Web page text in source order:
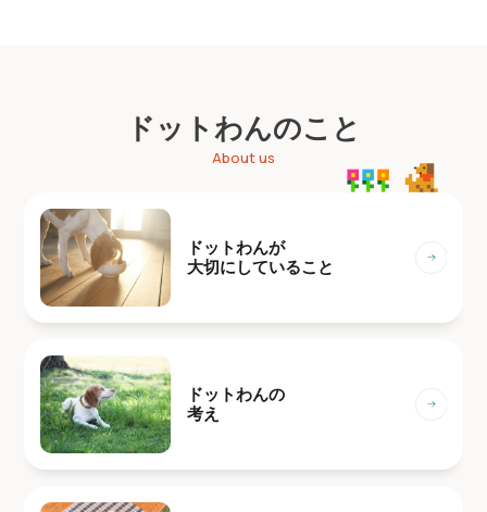
ドットわんのこと
About us
ドットわんが
大切にしていること
ドットわんの
考え